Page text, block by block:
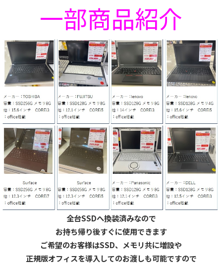
一部商品紹介
全台SSDへ換装済みなので
お持ち帰り後すぐに使用できます
ご希望のお客様はSSD、メモリ共に増設や
正規版オフィスを導入してのお渡しも可能ですので